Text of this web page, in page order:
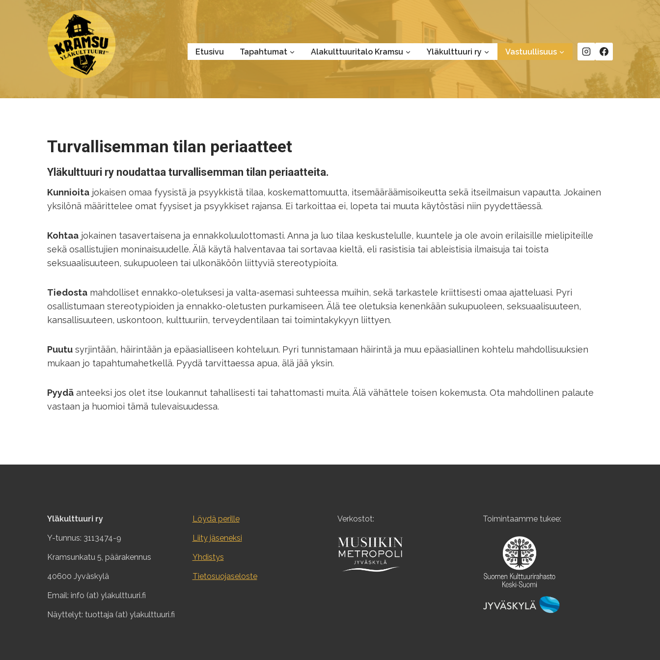
sisältöön
Etusivu Tapahtumat Alakulttuuritalo Kramsu Yläkulttuuri ry Vastuullisuus
Turvallisemman tilan periaatteet
Yläkulttuuri ry noudattaa turvallisemman tilan periaatteita.
Kunnioita jokaisen omaa fyysistä ja psyykkistä tilaa, koskemattomuutta, itsemääräämisoikeutta sekä itseilmaisun vapautta. Jokainen
yksilönä määrittelee omat fyysiset ja psyykkiset rajansa. Ei tarkoittaa ei, lopeta tai muuta käytöstäsi niin pyydettäessä.
Kohtaa jokainen tasavertaisena ja ennakkoluulottomasti. Anna ja luo tilaa keskustelulle, kuuntele ja ole avoin erilaisille mielipiteille
sekä osallistujien moninaisuudelle. Älä käytä halventavaa tai sortavaa kieltä, eli rasistisia tai ableistisia ilmaisuja tai toista
seksuaalisuuteen, sukupuoleen tai ulkonäköön liittyviä stereotypioita.
Tiedosta mahdolliset ennakko-oletuksesi ja valta-asemasi suhteessa muihin, sekä tarkastele kriittisesti omaa ajatteluasi. Pyri
osallistumaan stereotypioiden ja ennakko-oletusten purkamiseen. Älä tee oletuksia kenenkään sukupuoleen, seksuaalisuuteen,
kansallisuuteen, uskontoon, kulttuuriin, terveydentilaan tai toimintakykyyn liittyen.
Puutu syrjintään, häirintään ja epäasialliseen kohteluun. Pyri tunnistamaan häirintä ja muu epäasiallinen kohtelu mahdollisuuksien
mukaan jo tapahtumahetkellä. Pyydä tarvittaessa apua, älä jää yksin.
Pyydä anteeksi jos olet itse loukannut tahallisesti tai tahattomasti muita. Älä vähättele toisen kokemusta. Ota mahdollinen palaute
vastaan ja huomioi tämä tulevaisuudessa.
Yläkulttuuri ry
Y-tunnus: 3113474-9
Kramsunkatu 5, päärakennus
40600 Jyväskylä
Email: info (at) ylakulttuuri.fi
Näyttelyt: tuottaja (at) ylakulttuuri.fi
Löydä perille
Liity jäseneksi
Yhdistys
Tietosuojaseloste
Verkostot: Toimintaamme tukee: